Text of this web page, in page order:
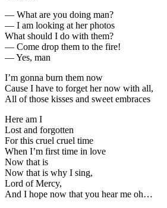
— What are you doing man?
— I am looking at her photos
What should I do with them?
— Come drop them to the fire!
— Yes, man
I’m gonna burn them now
Cause I have to forget her now with all,
All of those kisses and sweet embraces
Here am I
Lost and forgotten
For this cruel cruel time
When I’m first time in love
Now that is
Now that is why I sing,
Lord of Mercy,
And I hope now that you hear me oh…